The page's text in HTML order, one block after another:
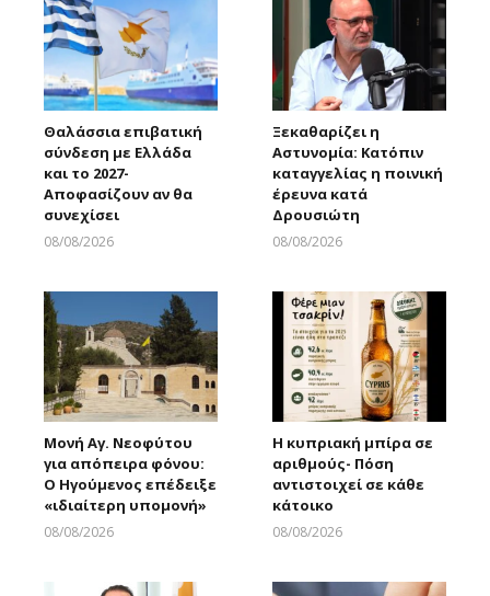
Θαλάσσια επιβατική
σύνδεση με Ελλάδα
και το 2027-
Αποφασίζουν αν θα
συνεχίσει
08/08/2026
Ξεκαθαρίζει η
Αστυνομία: Κατόπιν
καταγγελίας η ποινική
έρευνα κατά
Δρουσιώτη
08/08/2026
Μονή Αγ. Νεοφύτου
για απόπειρα φόνου:
Ο Ηγούμενος επέδειξε
«ιδιαίτερη υπομονή»
08/08/2026
Η κυπριακή μπίρα σε
αριθμούς- Πόση
αντιστοιχεί σε κάθε
κάτοικο
08/08/2026